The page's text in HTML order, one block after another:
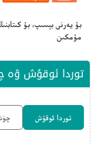
بۇ يەرنى بېسىپ، بۇ
مۇمكىن
توردا ئوقۇش
توردا ئوقۇش